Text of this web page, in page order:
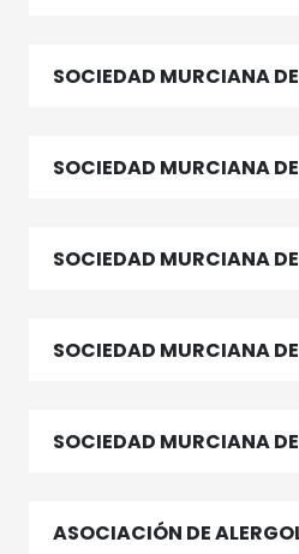
SOCIEDAD MURCIANA
SOCIEDAD MURCIANA
SOCIEDAD MURCIANA
SOCIEDAD MURCIANA
SOCIEDAD MURCIANA
ASOCIACIÓN DE